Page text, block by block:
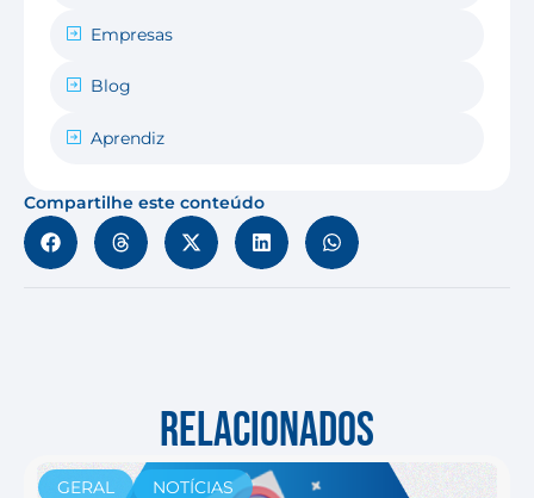
Empresas
Blog
Aprendiz
Compartilhe este conteúdo
RELACIONADOS
GERAL NOTÍCIAS